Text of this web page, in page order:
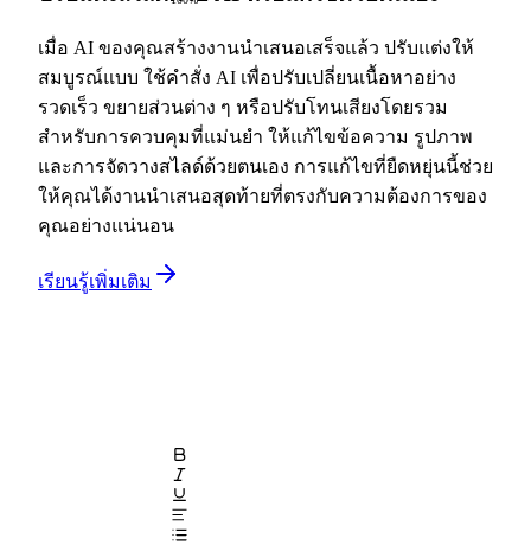
เมื่อ AI ของคุณสร้างงานนำเสนอเสร็จแล้ว ปรับแต่งให้
สมบูรณ์แบบ ใช้คำสั่ง AI เพื่อปรับเปลี่ยนเนื้อหาอย่าง
รวดเร็ว ขยายส่วนต่าง ๆ หรือปรับโทนเสียงโดยรวม
สำหรับการควบคุมที่แม่นยำ ให้แก้ไขข้อความ รูปภาพ
และการจัดวางสไลด์ด้วยตนเอง การแก้ไขที่ยืดหยุ่นนี้ช่วย
ให้คุณได้งานนำเสนอสุดท้ายที่ตรงกับความต้องการของ
คุณอย่างแน่นอน
เรียนรู้เพิ่มเติม